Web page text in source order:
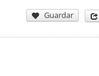
Guardar